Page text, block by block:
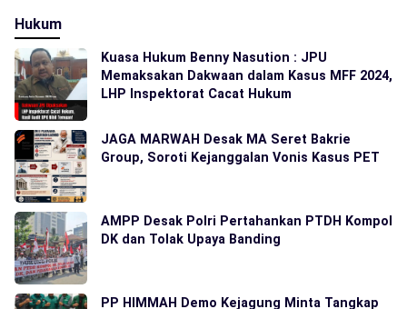
Hukum
Kuasa Hukum Benny Nasution : JPU
Memaksakan Dakwaan dalam Kasus MFF 2024,
LHP Inspektorat Cacat Hukum
JAGA MARWAH Desak MA Seret Bakrie
Group, Soroti Kejanggalan Vonis Kasus PET
AMPP Desak Polri Pertahankan PTDH Kompol
DK dan Tolak Upaya Banding
PP HIMMAH Demo Kejagung Minta Tangkap